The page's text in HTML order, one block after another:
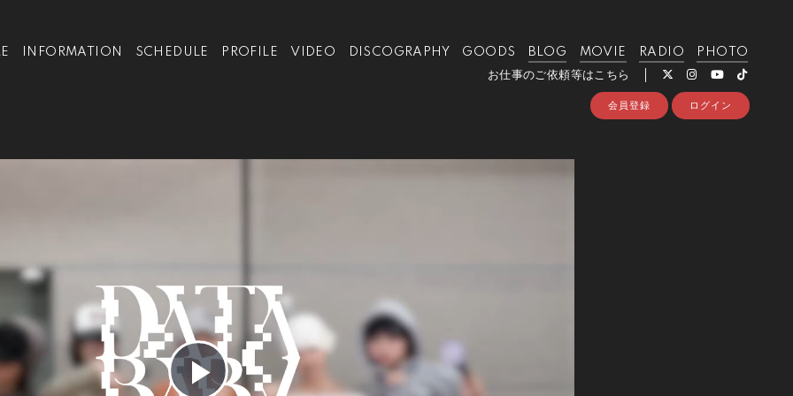
INFORMATION SCHEDULE PROFILE VIDEO DISCOGRAPHY GOODS BLOG MOVIE RADIO
PHOTO
お仕事のご依頼等はこちら
会員登録 ログイン